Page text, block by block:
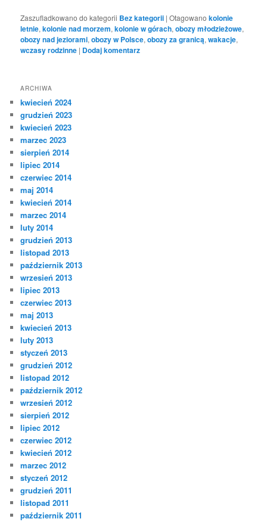
Zaszufladkowano do kategorii Bez kategorii |Otagowano kolonie
letnie,kolonie nad morzem,kolonie w górach,obozy młodzieżowe,
obozy nad jeziorami,obozy w Polsce,obozy za granicą,wakacje,
wczasy rodzinne | Dodaj komentarz
ARCHIWA
kwiecień 2024
grudzień 2023
kwiecień 2023
marzec 2023
sierpień 2014
lipiec 2014
czerwiec 2014
maj 2014
kwiecień 2014
marzec 2014
luty 2014
grudzień 2013
listopad 2013
październik 2013
wrzesień 2013
lipiec 2013
czerwiec 2013
maj 2013
kwiecień 2013
luty 2013
styczeń 2013
grudzień 2012
listopad 2012
październik 2012
wrzesień 2012
sierpień 2012
lipiec 2012
czerwiec 2012
kwiecień 2012
marzec 2012
styczeń 2012
grudzień 2011
listopad 2011
październik 2011